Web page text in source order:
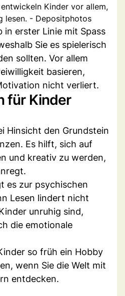
Kinder vor allem,
lesen. - Depositphotos
in erster Linie mit Spass
Sie es spielerisch
sollten. Vor allem
basieren,
nicht verliert.
für Kinder
Hinsicht den Grundstein
Es hilft, sich auf
und kreativ zu werden,
es zur psychischen
Lesen lindert nicht
unruhig sind,
die emotionale
so früh ein Hobby
wenn Sie die Welt mit
entdecken.